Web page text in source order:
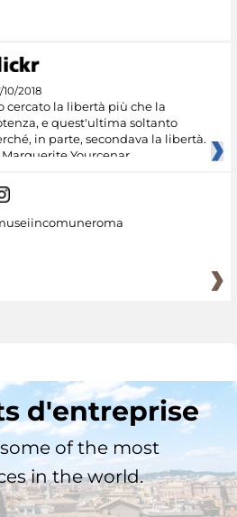
10/2018
cercato la libertà più che la
e quest'ultima soltanto
in parte, secondava la libertà.
Yourcenar
d'entreprise
of the most
in the world.